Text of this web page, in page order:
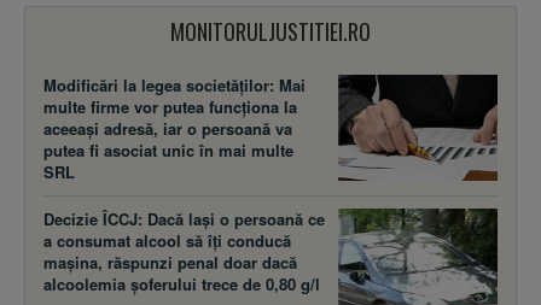
MONITORULJUSTITIEI.RO
Modificări la legea societăţilor: Mai
multe firme vor putea funcţiona la
aceeaşi adresă, iar o persoană va
putea fi asociat unic în mai multe
SRL
Decizie ÎCCJ: Dacă laşi o persoană ce
a consumat alcool să îţi conducă
maşina, răspunzi penal doar dacă
alcoolemia şoferului trece de 0,80 g/l